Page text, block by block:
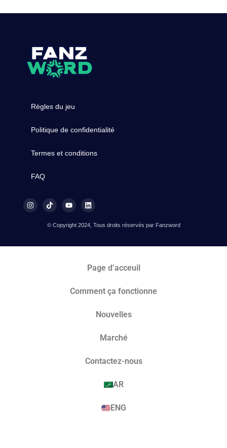
Règles du jeu
Politique de confidentialité
Termes et conditions
FAQ
© Copyright 2024, Tous droits réservés par Fanzword
Page d’acceuil
Comment ça fonctionne
Nouvelles
Marché​
Contactez-nous
AR
ENG